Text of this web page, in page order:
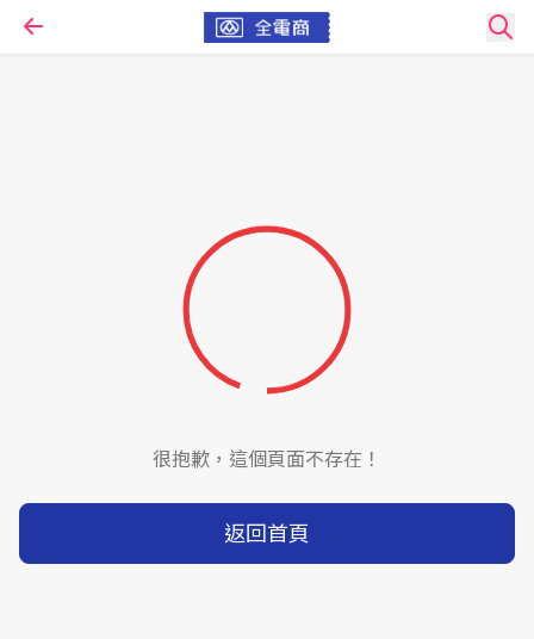
很抱歉，這個頁面不存在！
返回首頁